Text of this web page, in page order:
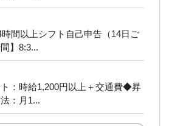
間以上シフト自己申告（14日ご
】8:3...
：時給1,200円以上＋交通費◆昇
：月1...